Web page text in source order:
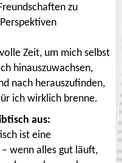
zu
Zeit, um mich selbst
hinauszuwachsen,
nach herauszufinden,
ich wirklich brenne.
aus:
ist eine
wenn alles gut läuft,